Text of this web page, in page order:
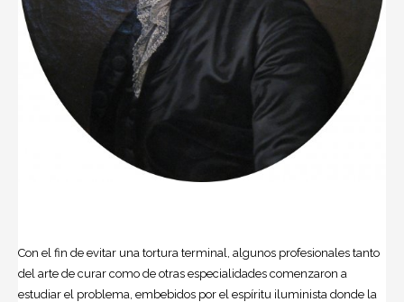
Con el fin de evitar una tortura terminal, algunos profesionales tanto
del arte de curar como de otras especialidades comenzaron a
estudiar el problema, embebidos por el espíritu iluminista donde la